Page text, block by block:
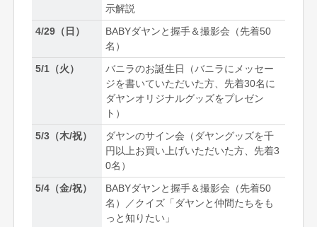
示解説
4/29（日）
BABYダヤンと握手＆撮影会（先着50
名）
5/1（火）
バニラのお誕生日（バニラにメッセー
ジを書いていただいた方、先着30名に
ダヤンオリジナルグッズをプレゼン
ト）
5/3（木/祝）
ダヤンのサイン会（ダヤングッズを千
円以上お買い上げいただいた方、先着3
0名）
5/4（金/祝）
BABYダヤンと握手＆撮影会（先着50
名）／クイズ「ダヤンと仲間たちをも
っと知りたい」